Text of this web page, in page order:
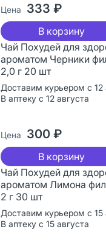
Цена 333 ₽
В корзину
Чай Похудей для
ароматом Черники
2,0 г 20 шт
Доставим курьером с 12
В аптеку с 12 августа
Цена 300 ₽
В корзину
Чай Похудей для
ароматом Лимона
2 г 30 шт
Доставим курьером с 15
В аптеку с 15 августа